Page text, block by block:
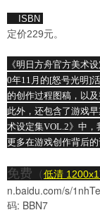
ISBN
定价229元。
《明日方舟官方美术
0年11月的[怒号光明]
的创作过程图稿，以
此外，还包含了游戏
术设定集VOL.2》中
更多在游戏创作背后
免费 （低清
n.baidu.com/s/
码: BBN7